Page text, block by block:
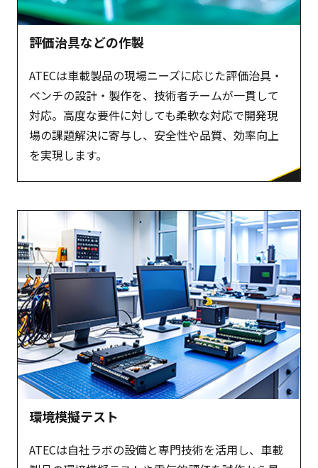
評価治具などの作製
ATECは車載製品の現場ニーズに応じた評価治具・
ベンチの設計・製作を、技術者チームが一貫して
対応。高度な要件に対しても柔軟な対応で開発現
場の課題解決に寄与し、安全性や品質、効率向上
を実現します。
環境模擬テスト
ATECは自社ラボの設備と専門技術を活用し、車載